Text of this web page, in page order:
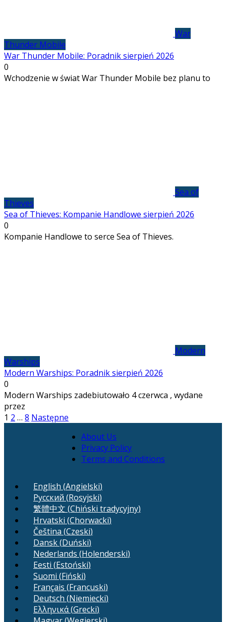
War
Thunder Mobile
War Thunder Mobile: Poradnik sierpień 2026
0
Wchodzenie w świat War Thunder Mobile bez planu to
Sea of
Thieves
Sea of Thieves: Kompanie Handlowe sierpień 2026
0
Kompanie Handlowe to serce Sea of Thieves.
Modern
Warships
Modern Warships: Poradnik sierpień 2026
0
Modern Warships zadebiutowało 4 czerwca , wydane
przez
Stronicowanie
1 2 … 8 Następne
About Us
Privacy Policy
Terms and Conditions
English (Angielski)
Русский (Rosyjski)
繁體中文 (Chiński tradycyjny)
Hrvatski (Chorwacki)
Čeština (Czeski)
Dansk(Duński)
Nederlands (Holenderski)
Eesti (Estoński)
Suomi (Fiński)
Français (Francuski)
Deutsch (Niemiecki)
Ελληνικά(Grecki)